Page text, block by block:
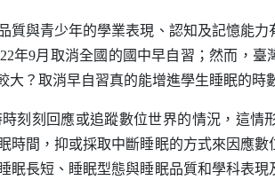
與青少年的學業表現、認知及記憶能力
年9月取消全國的國中早自習；然而，
？取消早自習真的能增進學生睡眠的時
刻回應或追蹤數位世界的情況，這情
時間，抑或採取中斷睡眠的方式來因應
眠長短、睡眠型態與睡眠品質和學科表